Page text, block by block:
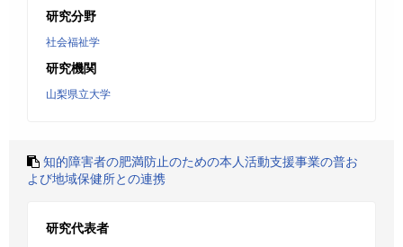
研究分野
社会福祉学
研究機関
山梨県立大学
知的障害者の肥満防止のための本人活動支援事業の普お
よび地域保健所との連携
研究代表者